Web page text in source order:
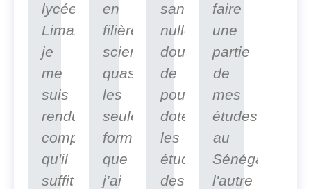
lycée
Limamoulaye,
je
me
suis
rendu
compte
qu'il
suffit
en
filière
scientifique,
quasiment
les
seules
formations
que
j’ai
sans
nulle
doute,
de
pouvoir
doter
les
étudiants
des
faire
une
partie
de
mes
études
au
Sénégal,
l'autre